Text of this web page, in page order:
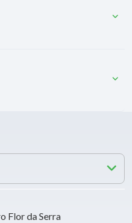
Flor da Serra